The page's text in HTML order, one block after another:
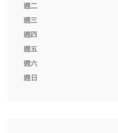
週二
週三
週四
週五
週六
週日